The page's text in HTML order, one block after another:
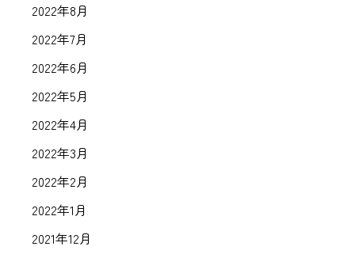
2022年8月
2022年7月
2022年6月
2022年5月
2022年4月
2022年3月
2022年2月
2022年1月
2021年12月